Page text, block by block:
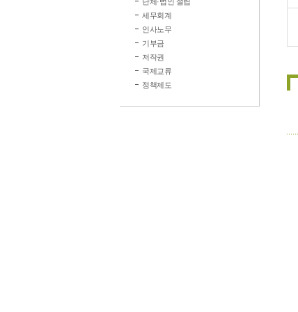
세무회계
인사노무
기부금
저작권
국제교류
정책제도